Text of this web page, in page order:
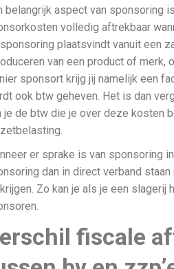
belangrijk aspect van sponsoring
volledig aftrekbaar
plaatsvindt vanuit een
van een product of merk,
sponsort krijg jij namelijk een
ook btw geheven. Het is dan
je de btw die je over deze kosten
er sprake is van sponsoring
dan in direct verband
Zo kan je als je een
fiscale